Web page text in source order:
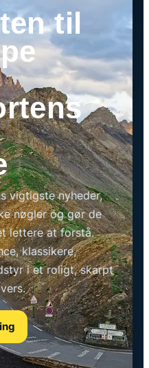
til
vigtigste nyheder,
nøgler og gør de
lettere at forstå.
klassikere,
i et roligt, skarpt